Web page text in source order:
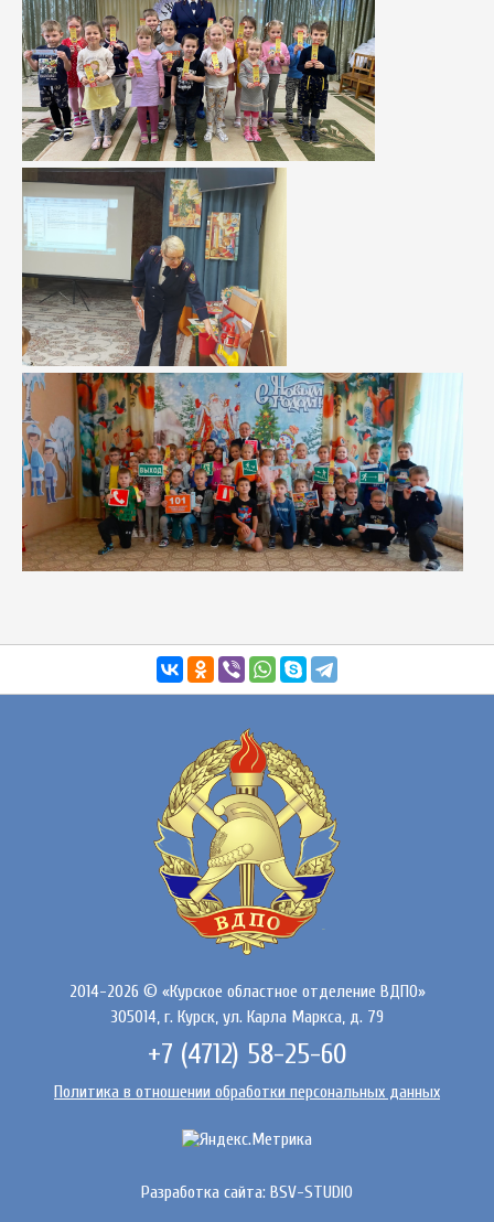
2014-2026 © «Курское областное отделение ВДПО»
305014, г. Курск, ул. Карла Маркса, д. 79
+7 (4712) 58-25-60
Политика в отношении обработки персональных данных
Разработка сайта: BSV-STUDIO